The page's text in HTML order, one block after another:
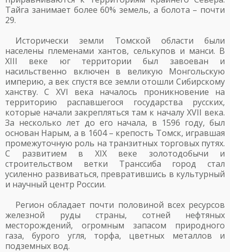
Тайга занимает более 60% земель, а болота – почти
29.
Исторически земли Томской области были
населены племенами хантов, селькупов и манси. В
XIII веке юг территории был завоеван и
насильственно включен в великую Монгольскую
империю, а век спустя все земли отошли Сибирскому
ханству. С XVI века началось проникновение на
территорию распавшегося государства русских,
которые начали закрепляться там к началу XVII века.
За несколько лет до его начала, в 1596 году, был
основан Нарым, а в 1604 – крепость Томск, игравшая
промежуточную роль на транзитных торговых путях.
С развитием в XIX веке золотодобычи и
строительством ветки Транссиба город стал
усиленно развиваться, превратившись в культурный
и научный центр России.
Регион обладает почти половиной всех ресурсов
железной руды страны, сотней нефтяных
месторождений, огромным запасом природного
газа, бурого угля, торфа, цветных металлов и
подземных вод.